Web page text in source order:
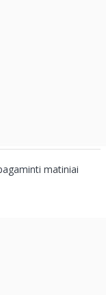
matiniai